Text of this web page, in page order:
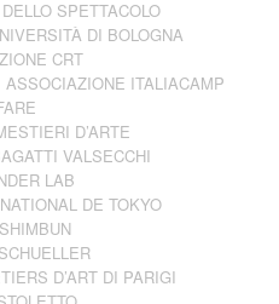
SPETTACOLO
DI BOLOGNA
CRT
ASSOCIAZIONE ITALIACAMP
D’ARTE
VALSECCHI
LAB
DE TOKYO
D’ART DI PARIGI